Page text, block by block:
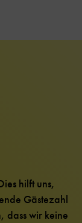
hilft uns,
Gästezahl
dass wir keine